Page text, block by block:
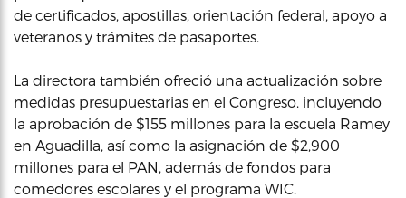
de certificados, apostillas, orientación federal, apoyo a
veteranos y trámites de pasaportes.
La directora también ofreció una actualización sobre
medidas presupuestarias en el Congreso, incluyendo
la aprobación de $155 millones para la escuela Ramey
en Aguadilla, así como la asignación de $2,900
millones para el PAN, además de fondos para
comedores escolares y el programa WIC.